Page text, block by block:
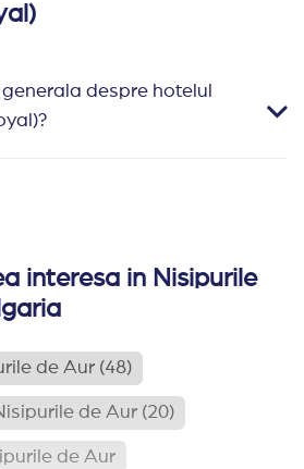
despre hotelul
interesa in Nisipurile
de Aur (48)
de Aur (20)
de Aur